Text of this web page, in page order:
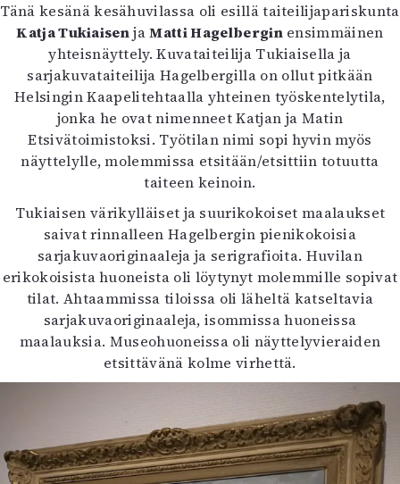
Tänä kesänä kesähuvilassa oli esillä taiteilijapariskunta
Katja TukiaisenjaMatti Hagelberginensimmäinen
yhteisnäyttely. Kuvataiteilija Tukiaisella ja
sarjakuvataiteilija Hagelbergilla on ollut pitkään
Helsingin Kaapelitehtaalla yhteinen työskentelytila,
jonka he ovat nimenneet Katjan ja Matin
Etsivätoimistoksi. Työtilan nimi sopi hyvin myös
näyttelylle, molemmissa etsitään/etsittiin totuutta
taiteen keinoin.
Tukiaisen värikylläiset ja suurikokoiset maalaukset
saivat rinnalleen Hagelbergin pienikokoisia
sarjakuvaoriginaaleja ja serigrafioita. Huvilan
erikokoisista huoneista oli löytynyt molemmille sopivat
tilat. Ahtaammissa tiloissa oli läheltä katseltavia
sarjakuvaoriginaaleja, isommissa huoneissa
maalauksia. Museohuoneissa oli näyttelyvieraiden
etsittävänä kolme virhettä.